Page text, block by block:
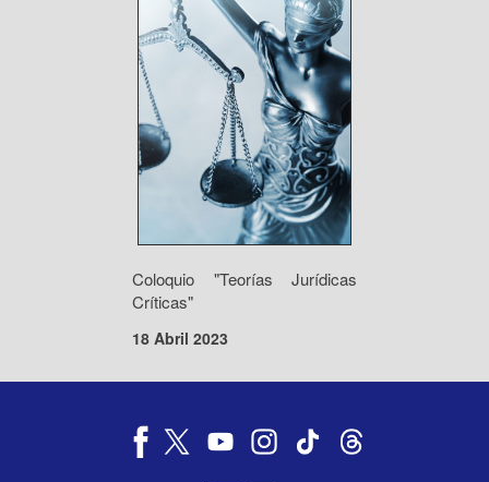
Coloquio "Teorías Jurídicas
Críticas"
18 Abril 2023